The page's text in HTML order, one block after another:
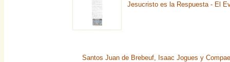
Jesucristo es la Respuesta - El
Santos Juan de Brebeuf, Isaac Jogues y